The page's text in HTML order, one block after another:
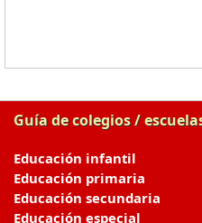
Guía de colegios /
Educación infantil
Educación primaria
Educación secundaria
Educación especial